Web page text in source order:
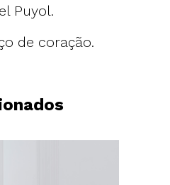
Puyol.
de coração.